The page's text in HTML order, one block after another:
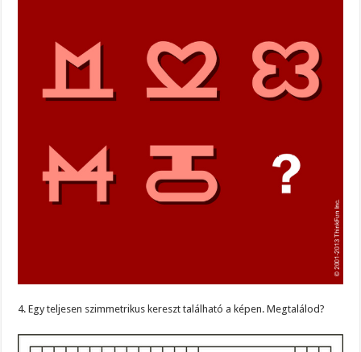
4. Egy teljesen szimmetrikus kereszt található a képen. Megtalálod?